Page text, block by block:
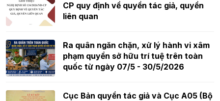
CP quy định về quyền tác giả, quyền
liên quan
Ra quân ngăn chặn, xử lý hành vi xâm
phạm quyền sở hữu trí tuệ trên toàn
quốc từ ngày 07/5 - 30/5/2026
Cục Bản quyền tác giả và Cục A05 (Bộ